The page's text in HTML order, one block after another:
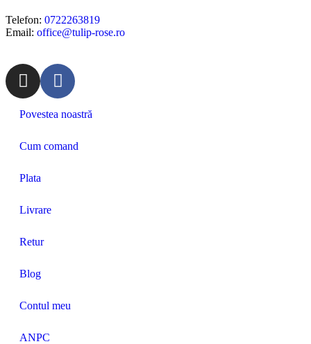
Telefon: 0722263819
Email: office@tulip-rose.ro
Povestea noastră
Cum comand
Plata
Livrare
Retur
Blog
Contul meu
ANPC